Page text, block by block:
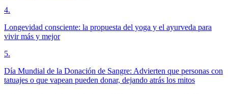
4.
Longevidad consciente: la propuesta del yoga y el ayurveda para
vivir más y mejor
5.
Día Mundial de la Donación de Sangre: Advierten que personas con
tatuajes o que vapean pueden donar, dejando atrás los mitos